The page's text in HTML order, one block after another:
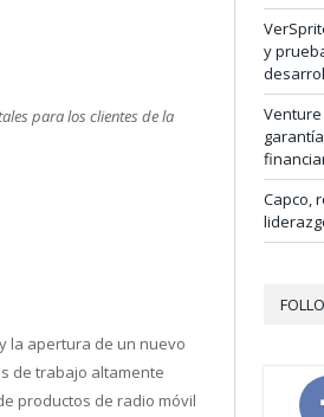
para los clientes de la
la apertura de un nuevo
de trabajo altamente
productos de radio móvil
y
Capco,